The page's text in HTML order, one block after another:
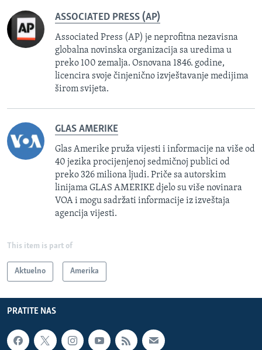
ASSOCIATED PRESS (AP)
Associated Press (AP) je neprofitna nezavisna
globalna novinska organizacija sa uredima u
preko 100 zemalja. Osnovana 1846. godine,
licencira svoje činjenično izvještavanje medijima
širom svijeta.
GLAS AMERIKE
Glas Amerike pruža vijesti i informacije na više od
40 jezika procijenjenoj sedmičnoj publici od
preko 326 miliona ljudi. Priče sa autorskim
linijama GLAS AMERIKE djelo su više novinara
VOA i mogu sadržati informacije iz izveštaja
agencija vijesti.
This item is part of
Aktuelno Amerika
PRATITE NAS